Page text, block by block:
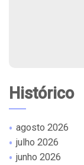
Histórico
agosto 2026
julho 2026
junho 2026